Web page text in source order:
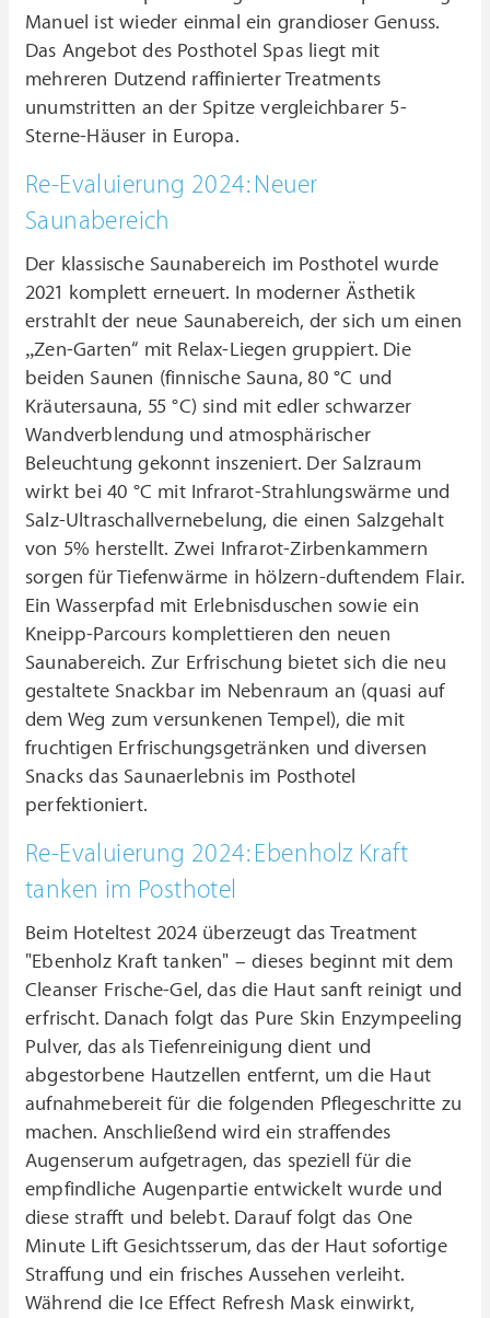
Manuel ist wieder einmal ein grandioser Genuss.
Das Angebot des Posthotel Spas liegt mit
mehreren Dutzend raffinierter Treatments
unumstritten an der Spitze vergleichbarer 5-
Sterne-Häuser in Europa.
Re-Evaluierung 2024: Neuer
Saunabereich
Der klassische Saunabereich im Posthotel wurde
2021 komplett erneuert. In moderner Ästhetik
erstrahlt der neue Saunabereich, der sich um einen
„Zen-Garten“ mit Relax-Liegen gruppiert. Die
beiden Saunen (finnische Sauna, 80 °C und
Kräutersauna, 55 °C) sind mit edler schwarzer
Wandverblendung und atmosphärischer
Beleuchtung gekonnt inszeniert. Der Salzraum
wirkt bei 40 °C mit Infrarot-Strahlungswärme und
Salz-Ultraschallvernebelung, die einen Salzgehalt
von 5% herstellt. Zwei Infrarot-Zirbenkammern
sorgen für Tiefenwärme in hölzern-duftendem Flair.
Ein Wasserpfad mit Erlebnisduschen sowie ein
Kneipp-Parcours komplettieren den neuen
Saunabereich. Zur Erfrischung bietet sich die neu
gestaltete Snackbar im Nebenraum an (quasi auf
dem Weg zum versunkenen Tempel), die mit
fruchtigen Erfrischungsgetränken und diversen
Snacks das Saunaerlebnis im Posthotel
perfektioniert.
Re-Evaluierung 2024: Ebenholz Kraft
tanken im Posthotel
Beim Hoteltest 2024 überzeugt das Treatment
"Ebenholz Kraft tanken" – dieses beginnt mit dem
Cleanser Frische-Gel, das die Haut sanft reinigt und
erfrischt. Danach folgt das Pure Skin Enzympeeling
Pulver, das als Tiefenreinigung dient und
abgestorbene Hautzellen entfernt, um die Haut
aufnahmebereit für die folgenden Pflegeschritte zu
machen. Anschließend wird ein straffendes
Augenserum aufgetragen, das speziell für die
empfindliche Augenpartie entwickelt wurde und
diese strafft und belebt. Darauf folgt das One
Minute Lift Gesichtsserum, das der Haut sofortige
Straffung und ein frisches Aussehen verleiht.
Während die Ice Effect Refresh Mask einwirkt,